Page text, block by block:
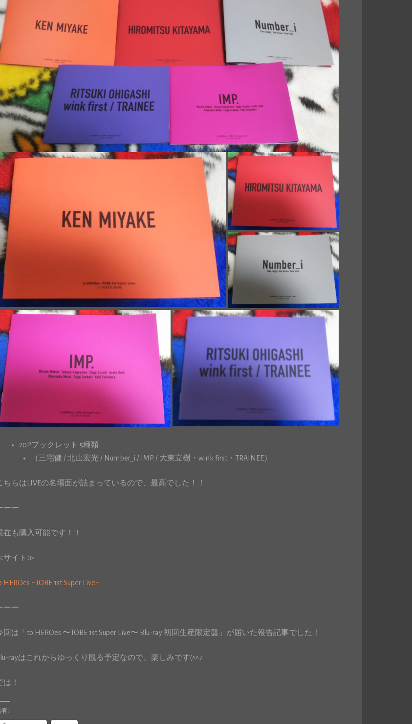
20Pブックレット 5種類
（三宅健 / 北山宏光 / Number_i / IMP. / 大東立樹・wink first・TRAINEE）
ちらはLIVEの名場面が詰まっているので、最高でした！！
ーー
在も購入可能です！！
サイト≫
HEROes ~TOBE 1st Super Live~
ーー
回は「to HEROes 〜TOBE 1st Super Live〜 Blu-ray 初回生産限定盤」が届いた報告記事でした！
rayはこれからゆっくり観る予定なので、楽しみです(^^♪
は！
有: